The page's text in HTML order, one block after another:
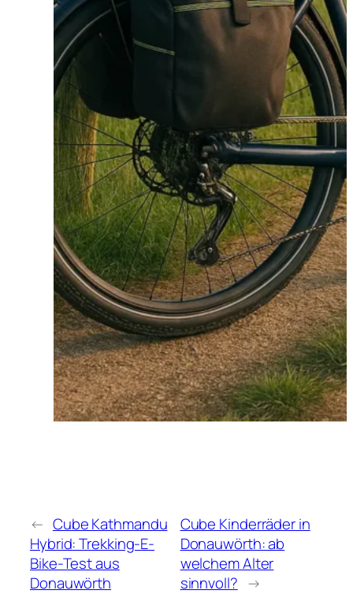
← Cube Kathmandu
Hybrid: Trekking-E-
Bike-Test aus
Donauwörth
Cube Kinderräder in
Donauwörth: ab
welchem Alter
sinnvoll? →